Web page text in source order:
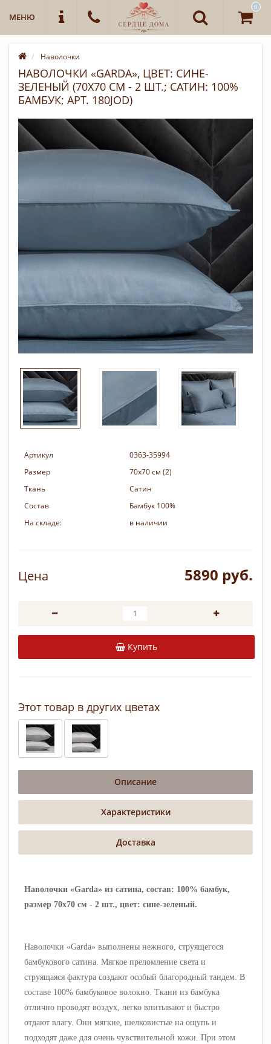
МЕНЮ
0
Наволочки
НАВОЛОЧКИ «GARDA», ЦВЕТ: СИНЕ-
ЗЕЛЕНЫЙ (70Х70 СМ - 2 ШТ.; САТИН: 100%
БАМБУК; АРТ. 180JOD)
Артикул
0363-35994
Размер
70х70 см (2)
Ткань
Сатин
Состав
Бамбук 100%
На складе:
в наличии
Цена 5890 руб.
Купить
Этот товар в других цветах
Описание
Характеристики
Доставка
Наволочки «Garda» из сатина, состав: 100% бамбук,
размер 70х70 см - 2 шт., цвет: сине-зеленый.
Наволочки «Garda» выполнены нежного, струящегося
бамбукового сатина. Мягкое преломление света и
струящаяся фактура создают особый благородный тандем. В
составе 100% бамбуковое волокно. Ткани из бамбука
отлично проводят воздух, легко впитывают и быстро
отдают влагу. Они мягкие, шелковистые на ощупь и
подходят даже для очень чувствительной кожи. При этом